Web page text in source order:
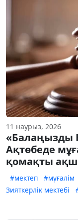
11 наурыз, 2026
«Балаңызды
Ақтөбеде
қомақты
#мектеп #мұғалім
Зияткерлік мектебі